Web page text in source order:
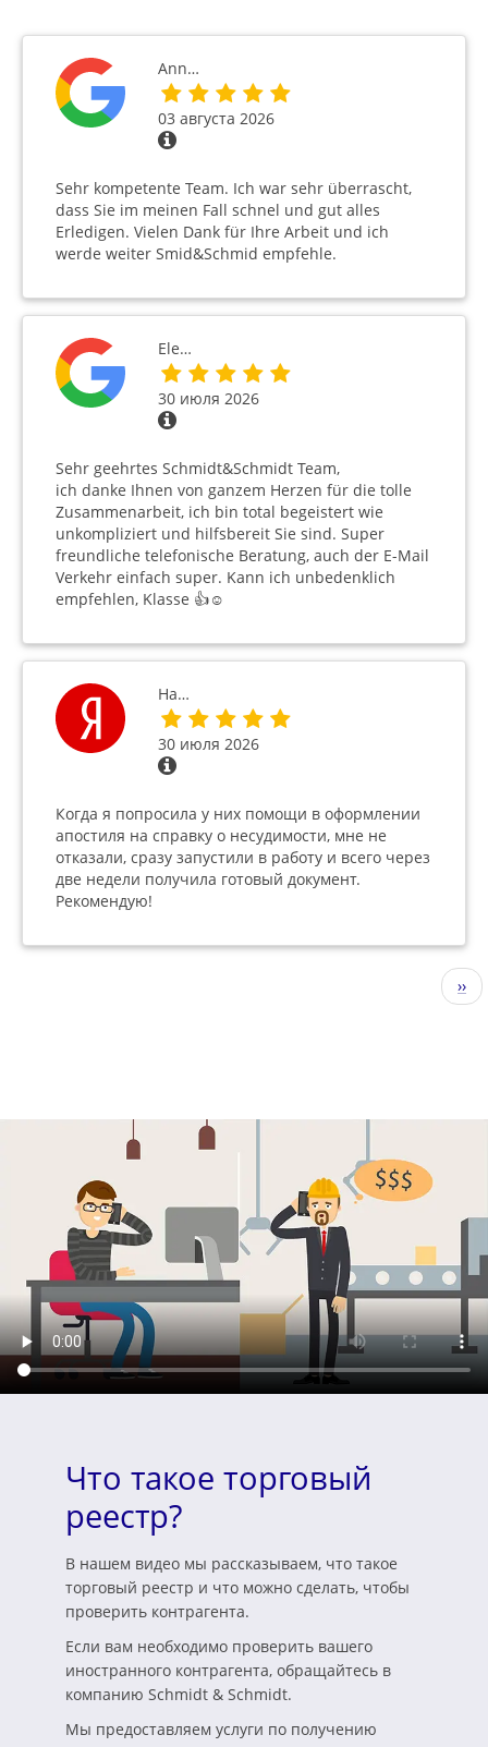
Ann…
03 августа 2026
Sehr kompetente Team. Ich war sehr überrascht,
dass Sie im meinen Fall schnel und gut alles
Erledigen. Vielen Dank für Ihre Arbeit und ich
werde weiter Smid&Schmid empfehle.
Ele…
30 июля 2026
Sehr geehrtes Schmidt&Schmidt Team,
ich danke Ihnen von ganzem Herzen für die tolle
Zusammenarbeit, ich bin total begeistert wie
unkompliziert und hilfsbereit Sie sind. Super
freundliche telefonische Beratung, auch der E-Mail
Verkehr einfach super. Kann ich unbedenklich
empfehlen, Klasse 👍☺️
На…
30 июля 2026
Когда я попросила у них помощи в оформлении
апостиля на справку о несудимости, мне не
отказали, сразу запустили в работу и всего через
две недели получила готовый документ.
Рекомендую!
››
Что такое торговый
реестр?
В нашем видео мы рассказываем, что такое
торговый реестр и что можно сделать, чтобы
проверить контрагента.
Если вам необходимо проверить вашего
иностранного контрагента, обращайтесь в
компанию Schmidt & Schmidt.
Мы предоставляем услуги по получению